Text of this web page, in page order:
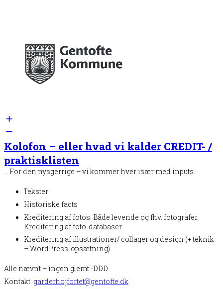
Kolofon – eller hvad vi kalder CREDIT- /
praktisklisten
… For den nysgerrige – vi kommer hver især med inputs.
Tekster
Historiske facts
Kreditering af fotos. Både levende og fhv. fotografer.
Kreditering af foto-databaser
Kreditering af illustrationer/ collager og design (+ teknik
– WordPress-opsætning)
Alle nævnt – ingen glemt:-DDD
Kontakt: garderhojfortet@gentofte.dk